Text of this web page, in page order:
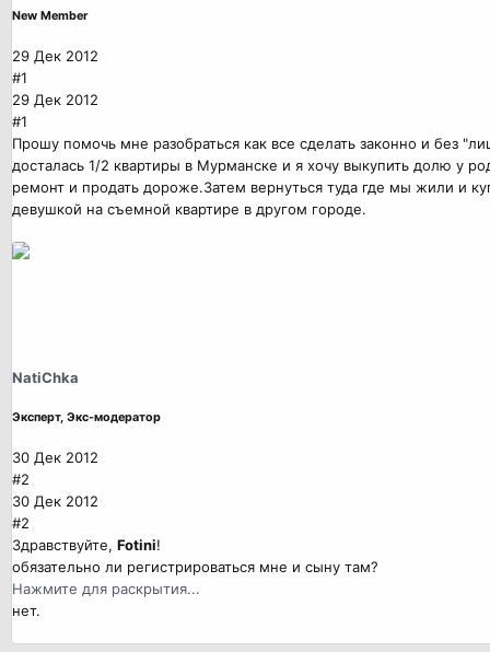
New Member
29 Дек 2012
#1
29 Дек 2012
#1
Прошу помочь мне разобраться как все сделать законно и без
досталась 1/2 квартиры в Мурманске и я хочу выкупить долю у
ремонт и продать дороже.Затем вернуться туда где мы жили и
девушкой на съемной квартире в другом городе.
NatiChka
Эксперт, Экс-модератор
30 Дек 2012
#2
30 Дек 2012
#2
Здравствуйте, Fotini!
обязательно ли регистрироваться мне и сыну там?
Нажмите для раскрытия...
нет.